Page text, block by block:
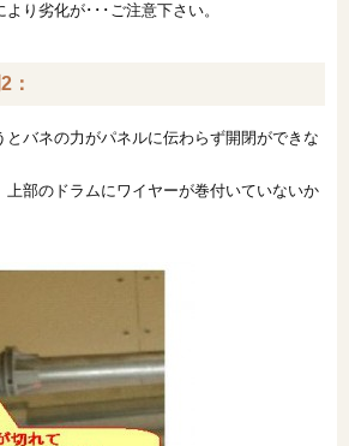
り劣化が･･･ご注意下さい。
：
とバネの力がパネルに伝わらず開閉ができな
上部のドラムにワイヤーが巻付いていないか